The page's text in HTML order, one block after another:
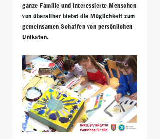
ganze Familie und interessierte Menschen
von überallher bietet die Möglichkeit zum
gemeinsamen Schaffen von persönlichen
Unikaten.